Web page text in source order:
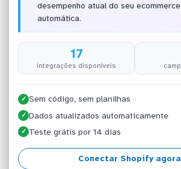
desempenho atual do seu
automática.
17
integrações disponíveis
✓ Sem código, sem planilhas
✓ Dados atualizados automaticamente
✓ Teste grátis por 14 dias
Conectar Shopify